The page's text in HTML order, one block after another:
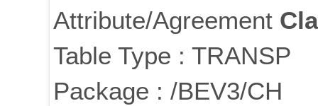
Attribute/Agreement
Table Type : TRANSP
Package : /BEV3/CH